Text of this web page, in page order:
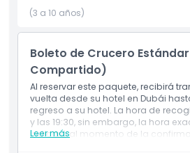
(3 a 10 años)
Boleto de Crucero
Compartido)
Al reservar este paquete, recibirá
vuelta desde su hotel en Dubái
regreso a su hotel. La hora de
y las 19:30, sin embargo, la hora
indicará al momento de la
Leer más